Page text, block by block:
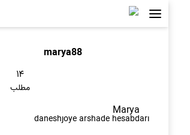
marya88
۱۴
مطلب
Marya
daneshjoye arshade hesabdari